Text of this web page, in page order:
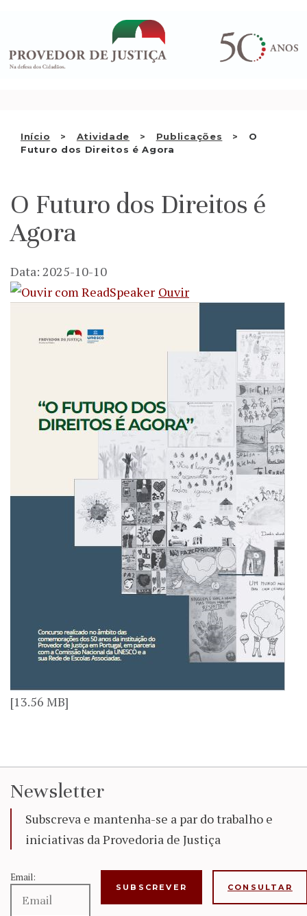
conteúdo
Início Atividade Publicações
O
Futuro dos Direitos é Agora
QUEM SOMOS
ATIVIDADE
RELAÇÕES INTERNACIONAIS
PT
O Futuro dos Direitos é
Agora
Data: 2025-10-10
Ouvir
[13.56 MB]
Newsletter
Subscreva e mantenha-se a par do trabalho e
iniciativas da Provedoria de Justiça
Email:
CONSULTAR